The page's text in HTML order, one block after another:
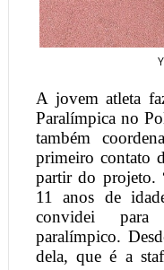
A jovem atleta
Paralímpica no
também
primeiro contato
partir do projeto.
11 anos de
convidei para
paralímpico.
dela, que é a